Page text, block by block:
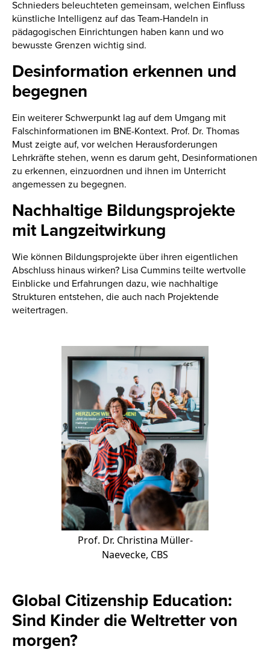
Schnieders beleuchteten gemeinsam, welchen Einfluss
künstliche Intelligenz auf das Team-Handeln in
pädagogischen Einrichtungen haben kann und wo
bewusste Grenzen wichtig sind.
Desinformation erkennen und
begegnen
Ein weiterer Schwerpunkt lag auf dem Umgang mit
Falschinformationen im BNE-Kontext. Prof. Dr. Thomas
Must zeigte auf, vor welchen Herausforderungen
Lehrkräfte stehen, wenn es darum geht, Desinformationen
zu erkennen, einzuordnen und ihnen im Unterricht
angemessen zu begegnen.
Nachhaltige Bildungsprojekte
mit Langzeitwirkung
Wie können Bildungsprojekte über ihren eigentlichen
Abschluss hinaus wirken? Lisa Cummins teilte wertvolle
Einblicke und Erfahrungen dazu, wie nachhaltige
Strukturen entstehen, die auch nach Projektende
weitertragen.
Prof. Dr. Christina Müller-
Naevecke, CBS
Global Citizenship Education:
Sind Kinder die Weltretter von
morgen?